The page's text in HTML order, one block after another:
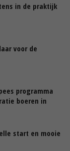
in de praktijk
voor de
programma
boeren in
start en mooie